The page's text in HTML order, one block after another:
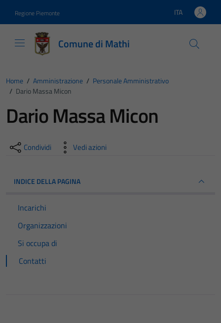
Regione Piemonte Lingua attiva:
ITA
Comune di Mathi
Home / Amministrazione / Personale Amministrativo
/ Dario Massa Micon
Dario Massa Micon
Condividi Vedi azioni
INDICE DELLA PAGINA
Incarichi
Organizzazioni
Si occupa di
Contatti